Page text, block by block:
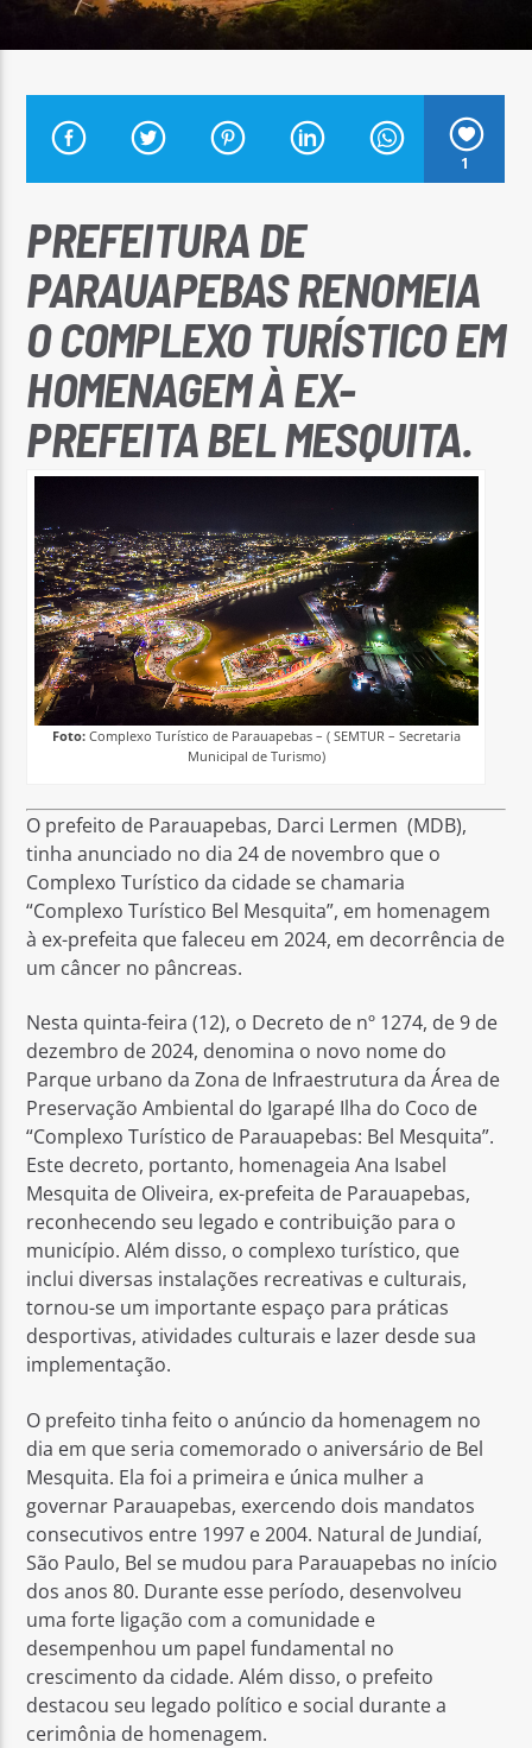
1
PREFEITURA DE
PARAUAPEBAS RENOMEIA
O COMPLEXO TURÍSTICO EM
HOMENAGEM À EX-
PREFEITA BEL MESQUITA.
Foto:Complexo Turístico de Parauapebas – ( SEMTUR – Secretaria
Municipal de Turismo)
O prefeito de Parauapebas, Darci Lermen (MDB),
tinha anunciado no dia 24 de novembro que o
Complexo Turístico da cidade se chamaria
“Complexo Turístico Bel Mesquita”, em homenagem
à ex-prefeita que faleceu em 2024, em decorrência de
um câncer no pâncreas.
Nesta quinta-feira (12), o Decreto de nº 1274, de 9 de
dezembro de 2024, denomina o novo nome do
Parque urbano da Zona de Infraestrutura da Área de
Preservação Ambiental do Igarapé Ilha do Coco de
“Complexo Turístico de Parauapebas: Bel Mesquita”.
Este decreto, portanto, homenageia Ana Isabel
Mesquita de Oliveira, ex-prefeita de Parauapebas,
reconhecendo seu legado e contribuição para o
município. Além disso, o complexo turístico, que
inclui diversas instalações recreativas e culturais,
tornou-se um importante espaço para práticas
desportivas, atividades culturais e lazer desde sua
implementação.
O prefeito tinha feito o anúncio da homenagem no
dia em que seria comemorado o aniversário de Bel
Mesquita. Ela foi a primeira e única mulher a
governar Parauapebas, exercendo dois mandatos
consecutivos entre 1997 e 2004. Natural de Jundiaí,
São Paulo, Bel se mudou para Parauapebas no início
dos anos 80. Durante esse período, desenvolveu
uma forte ligação com a comunidade e
desempenhou um papel fundamental no
crescimento da cidade. Além disso, o prefeito
destacou seu legado político e social durante a
cerimônia de homenagem.